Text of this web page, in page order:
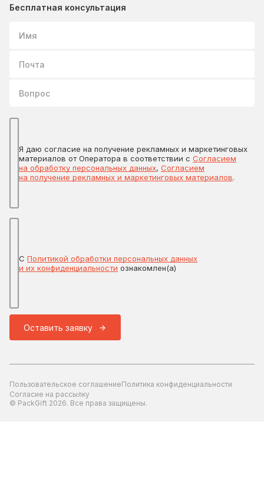
Бесплатная консультация
Я даю согласие на получение рекламных и маркетинговых
материалов от Оператора в соответствии с Согласием
на обработку персональных данных, Согласием
на получение рекламных и маркетинговых материалов.
С Политикой обработки персональных данных
и их конфиденциальности ознакомлен(а)
Оставить заявку
Пользовательское соглашениеПолитика конфиденциальности
Согласие на рассылку
© PackGift 2026. Все права защищены.